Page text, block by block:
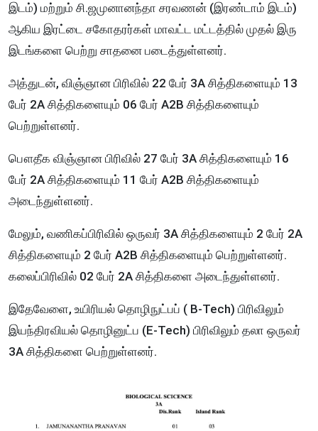
இடம்) மற்றும் சி.ஜமுனானந்தா சரவணன் (இரண்டாம் இடம்)
ஆகிய இரட்டை சகோதரர்கள் மாவட்ட மட்டத்தில் முதல் இரு
இடங்களை பெற்று சாதனை படைத்துள்ளனர்.
அத்துடன், விஞ்ஞான பிரிவில் 22 பேர் 3A சித்திகளையும் 13
பேர் 2A சித்திகளையும் 06 பேர் A2B சித்திகளையும்
பெற்றுள்ளனர்.
பௌதீக விஞ்ஞான பிரிவில் 27 பேர் 3A சித்திகளையும் 16
பேர் 2A சித்திகளையும் 11 பேர் A2B சித்திகளையும்
அடைந்துள்ளனர்.
மேலும், வணிகப்பிரிவில் ஒருவர் 3A சித்திகளையும் 2 பேர் 2A
சித்திகளையும் 2 பேர் A2B சித்திகளையும் பெற்றுள்ளனர்.
கலைப்பிரிவில் 02 பேர் 2A சித்திகளை அடைந்துள்ளனர்.
இதேவேளை, உயிரியல் தொழிநுட்பப் ( B-Tech) பிரிவிலும்
இயந்திரவியல் தொழினுட்ப (E-Tech) பிரிவிலும் தலா ஒருவர்
3A சித்திகளை பெற்றுள்ளனர்.